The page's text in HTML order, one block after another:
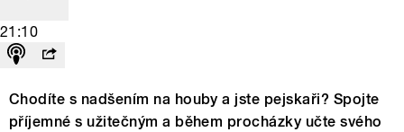
21:10
Chodíte s nadšením na houby a jste pejskaři? Spojte
příjemné s užitečným a během procházky učte svého